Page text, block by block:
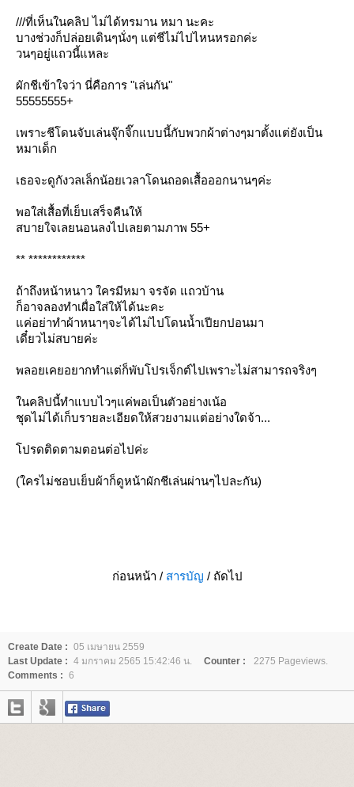
///ที่เห็นในคลิป ไม่ได้ทรมาน หมา นะคะ
บางช่วงก็ปล่อยเดินๆนั่งๆ แต่ชีไม่ไปไหนหรอกค่ะ
วนๆอยู่แถวนี้แหละ
ผักชีเข้าใจว่า นี่คือการ "เล่นกัน"
55555555+
เพราะชีโดนจับเล่นจุ๊กจิ๊กแบบนี้กับพวกผ้าต่างๆมาตั้งแต่ยังเป็น
หมาเด็ก
เธอจะดูกังวลเล็กน้อยเวลาโดนถอดเสื้อออกนานๆค่ะ
พอใส่เสื้อที่เย็บเสร็จคืนให้
สบายใจเลยนอนลงไปเลยตามภาพ 55+
** ************
ถ้าถึงหน้าหนาว ใครมีหมา จรจัด แถวบ้าน
ก็อาจลองทำเผื่อใส่ให้ได้นะคะ
ค่อย่าทำผ้าหนาๆจะได้ไม่ไปโดนน้ำเปียกปอนมา
เดี๋ยวไม่สบายค่ะ
พลอยเคยอยากทำแต่ก็พับโปรเจ็กต์ไปเพราะไม่สามารถจริงๆ
นคลิปนี้ทำแบบไวๆแค่พอเป็นตัวอย่างเน้อ
ชุดไม่ได้เก็บรายละเอียดให้สวยงามแต่อย่างใดจ้า...
ปรดติดตามตอนต่อไปค่ะ
(ใครไม่ชอบเย็บผ้าก็ดูหน้าผักชีเล่นผ่านๆไปละกัน)
ก่อนหน้า / สารบัญ / ถัดไป
Create Date : 05 เมษายน 2559
Last Update : 4 มกราคม 2565 15:42:46 น. Counter :
2275 Pageviews.
Comments : 6